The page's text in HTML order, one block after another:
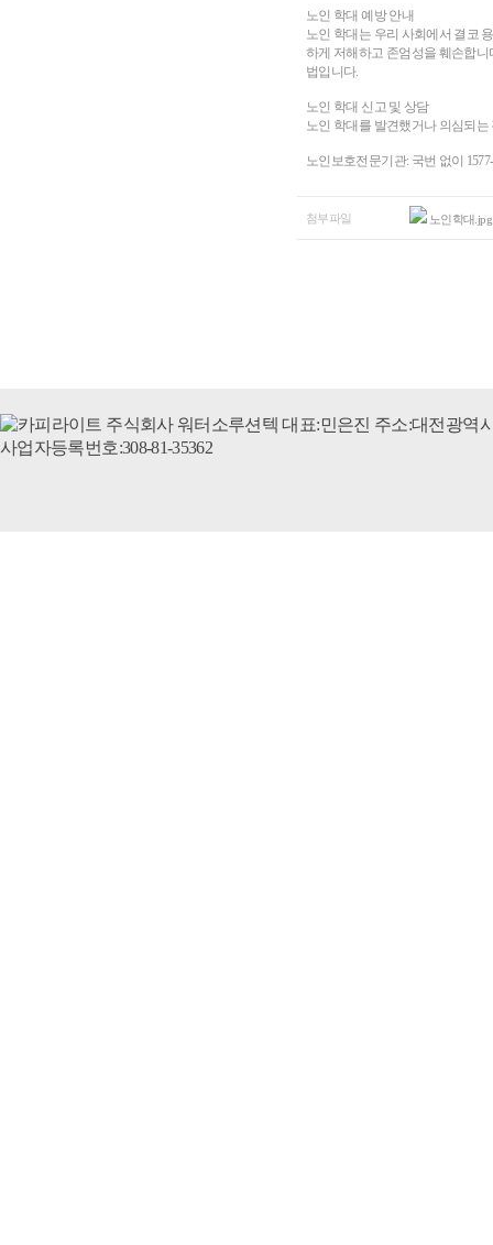
노인 학대 예방 안내
노인 학대는 우리 사회에서 결코
하게 저해하고 존엄성을 훼손합
법입니다.
노인 학대 신고 및 상담
노인 학대를 발견했거나 의심되
노인보호전문기관: 국번 없이
첨부파일 노인학대